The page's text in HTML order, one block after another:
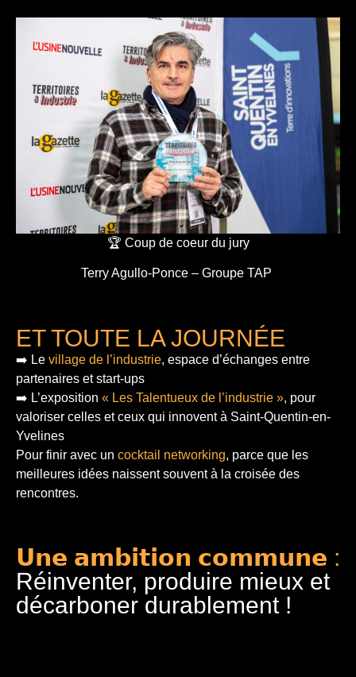
🏆 Coup de coeur du jury
Terry Agullo-Ponce – Groupe TAP
ET TOUTE LA JOURNÉE
➡️ Le village de l’industrie, espace d’échanges entre
partenaires et start-ups
➡️ L’exposition « Les Talentueux de l’industrie », pour
valoriser celles et ceux qui innovent à Saint-Quentin-en-
Yvelines
Pour finir avec un cocktail networking, parce que les
meilleures idées naissent souvent à la croisée des
rencontres.
𝗨𝗻𝗲 𝗮𝗺𝗯𝗶𝘁𝗶𝗼𝗻 𝗰𝗼𝗺𝗺𝘂𝗻𝗲 :
Réinventer, produire mieux et
décarboner durablement !